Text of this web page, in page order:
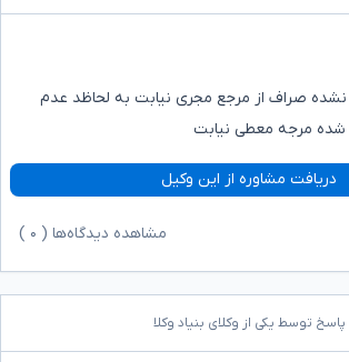
صراف از مرجع مجری نیابت به لحاظد عدم
شده مرجه معطی نیابت
دریافت مشاوره از این وکیل
مشاهده دیدگاه‌ها ( ۰
پاسخ توسط یکی از وکلای بنیاد وکلا